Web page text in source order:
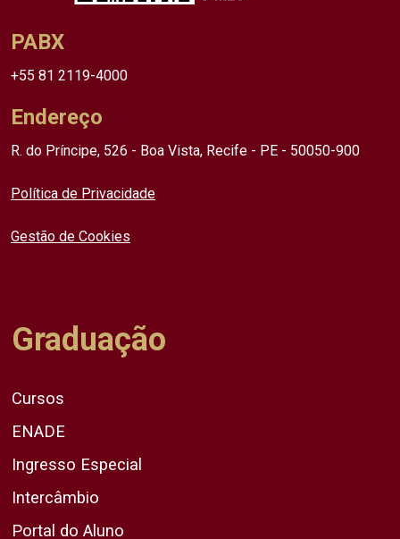
PABX
+55 81 2119-4000
Endereço
R. do Príncipe, 526 - Boa Vista, Recife - PE - 50050-900
Política de Privacidade
Gestão de Cookies
Graduação
Cursos
ENADE
Ingresso Especial
Intercâmbio
Portal do Aluno